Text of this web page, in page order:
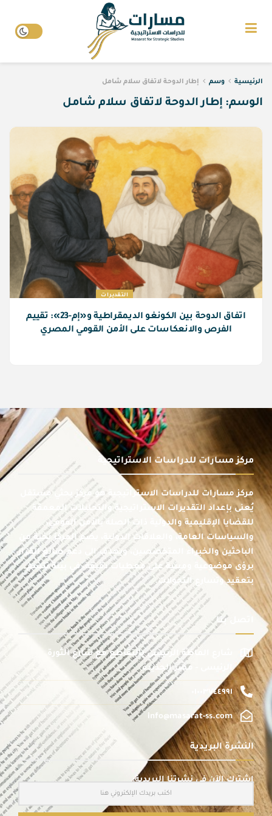
الرئيسية وسم إطار الدوحة لاتفاق سلام شامل
الوسم: إطار الدوحة لاتفاق سلام شامل
التقديرات
اتفاق الدوحة بين الكونغو الديمقراطية و«إم-23»: تقييم
الفرص والانعكاسات على الأمن القومي المصري
مركز مسارات للدراسات الاستراتيجية
مركز مسارات للدراسات الاستراتيجية هو مركز بحثي مستقل
يُعنى بإعداد التقديرات الاستراتيجية والتحليلات المعمقة
للقضايا الإقليمية والدولية ذات الصلة بالأمن القومي،
والسياسات العامة، والعلاقات الدولية، يضم المركز نخبة من
الباحثين والخبراء المتخصصين، ويهدف إلى دعم صانع القرار
برؤى موضوعية ومبنية على معطيات دقيقة، في بيئة تتسم
بتعقيد وتسارع التحولات.
اتصل بنا
شارع الماظة الرئيسى بالتقاطع مع شارع الثورة
الرئيسى - مصر الجديدة
٠١٠٠٣٧٤٤٩٩١
info@masarat-ss.com
النشرة البريدية
اشترك الآن في نشرتنا البريدية: